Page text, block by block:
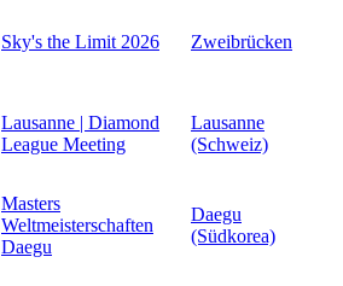
Sky's the Limit 2026 Zweibrücken
Lausanne | Diamond
League Meeting
Lausanne
(Schweiz)
Masters
Weltmeisterschaften
Daegu
Daegu
(Südkorea)